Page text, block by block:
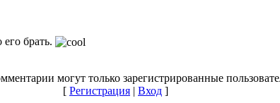
брать.
могут только зарегистрированные
[ Регистрация | Вход ]